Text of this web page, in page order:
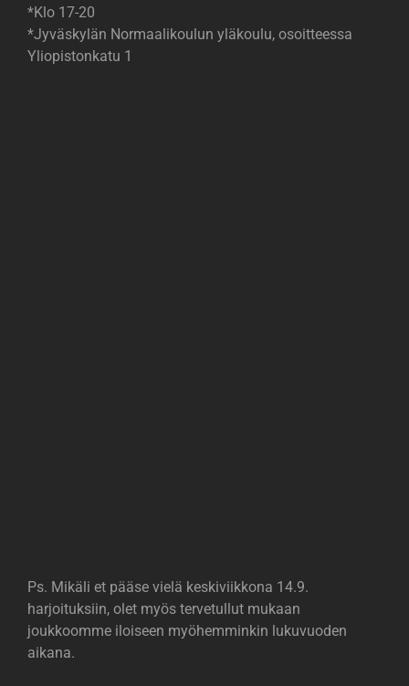
*Klo 17-20
*Jyväskylän Normaalikoulun yläkoulu, osoitteessa
Yliopistonkatu 1
Ps. Mikäli et pääse vielä keskiviikkona 14.9.
harjoituksiin, olet myös tervetullut mukaan
joukkoomme iloiseen myöhemminkin lukuvuoden
aikana.